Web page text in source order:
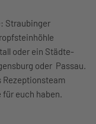
Straubinger
oder ein Städte-
oder Passau.
Rezeptionsteam
euch haben.